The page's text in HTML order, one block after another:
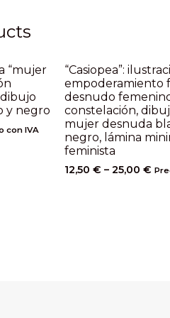
“mujer
y negro
con IVA
“Casiopea”:
empoderamiento
desnudo
constelación,
mujer desnuda
negro, lámina
feminista
12,50€ –25,00€